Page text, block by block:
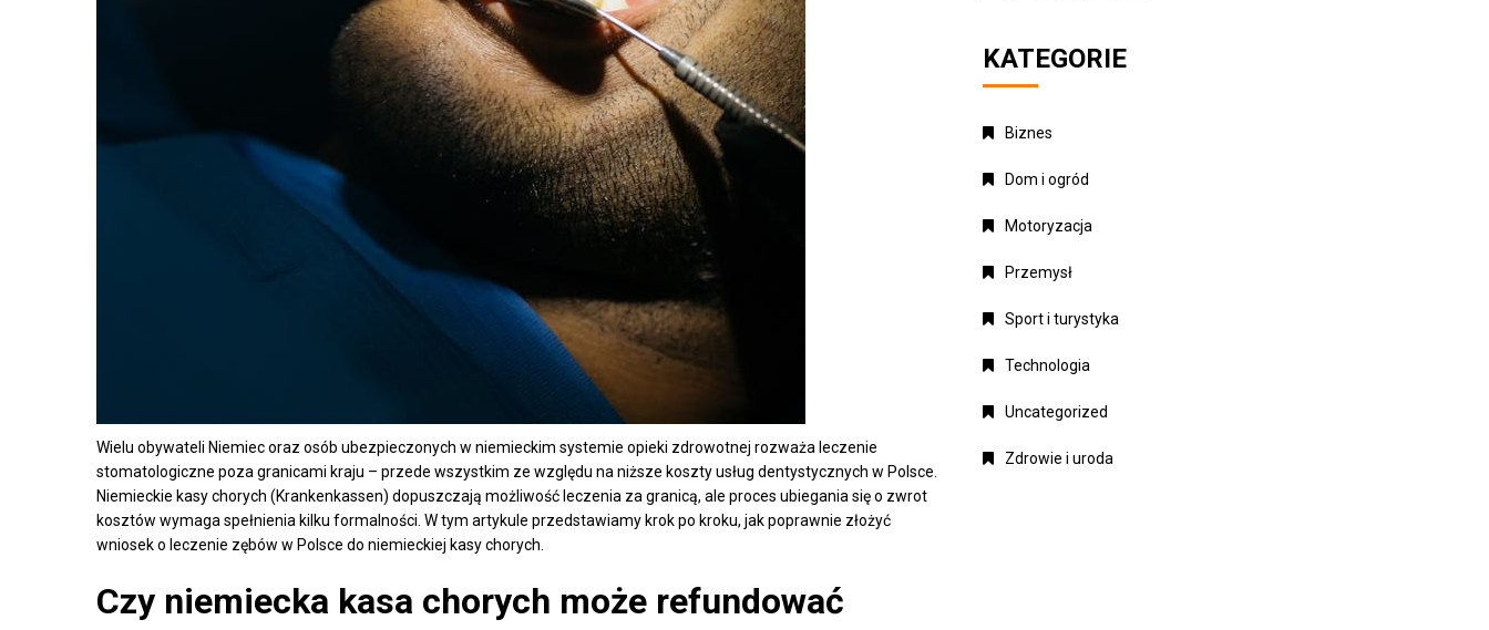
Wielu obywateli Niemiec oraz osób ubezpieczonych w niemieckim systemie opieki zdrowotnej rozważa leczenie
stomatologiczne poza granicami kraju – przede wszystkim ze względu na niższe koszty usług dentystycznych w Polsce.
Niemieckie kasy chorych (Krankenkassen) dopuszczają możliwość leczenia za granicą, ale proces ubiegania się o zwrot
kosztów wymaga spełnienia kilku formalności. W tym artykule przedstawiamy krok po kroku, jak poprawnie złożyć
wniosek o leczenie zębów w Polsce do niemieckiej kasy chorych.
Czy niemiecka kasa chorych może refundować
KATEGORIE
Biznes
Dom i ogród
Motoryzacja
Przemysł
Sport i turystyka
Technologia
Uncategorized
Zdrowie i uroda